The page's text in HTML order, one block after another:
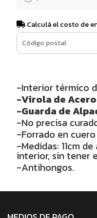
Calculá el costo de
-Interior térmico
-Virola de Acero
-Guarda de
-No precisa
-Forrado en
-Medidas: 11cm
interior, sin tener
-Antihongos.